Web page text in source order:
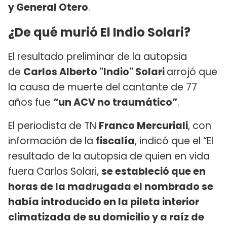
y General Otero.
¿De qué murió El Indio Solari?
El resultado preliminar de la autopsia
de Carlos Alberto "Indio" Solariarrojó que
la causa de muerte del cantante de 77
años fue “un ACV no traumático”.
El periodista de TN Franco Mercuriali, con
información de la fiscalía, indicó que el “El
resultado de la autopsia de quien en vida
fuera Carlos Solari, se estableció que en
horas de la madrugada el nombrado se
había introducido en la pileta interior
climatizada de su domicilio y a raíz de